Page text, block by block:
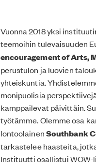
Vuonna 2018 yksi
teemoihin tulevaisuuden
encouragement of Arts,
perustulon ja luovien
yhteiskuntia.
monipuolisia
kamppailevat päivittäin.
työtämme. Olemme osa
lontoolainenSouthbank
tarkastelee haasteita,
Instituutti osallistui